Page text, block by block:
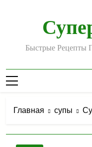
содержимому
Быстрые Рецепты
Главная супы